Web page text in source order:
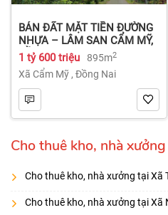
BÁN ĐẤT MẶT TIỀN ĐƯỜNG
NHỰA – LÂM SAN CẨM MỸ,
ĐỒNG NAI.
1 tỷ 600 triệu 895m2
Xã Cẩm Mỹ , Đồng Nai
Cho thuê kho, nhà
Cho thuê kho, nhà xưởng tại Xã
Cho thuê kho, nhà xưởng tại Xã